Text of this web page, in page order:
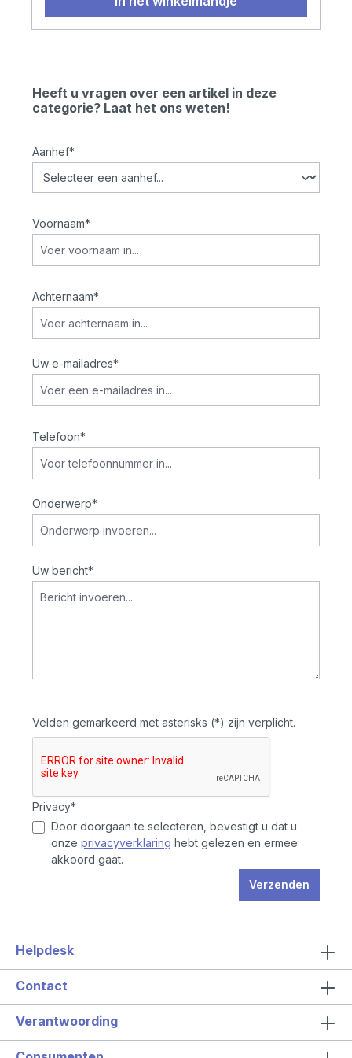
Heeft u vragen over een artikel in deze
categorie? Laat het ons weten!
Aanhef*
Voornaam*
Achternaam*
Uw e-mailadres*
Telefoon*
Onderwerp*
Uw bericht*
Velden gemarkeerd met asterisks (*) zijn verplicht.
Privacy*
Door doorgaan te selecteren, bevestigt u dat u
onze privacyverklaring hebt gelezen en ermee
akkoord gaat.
Verzenden
Helpdesk
Contact
Verantwoording